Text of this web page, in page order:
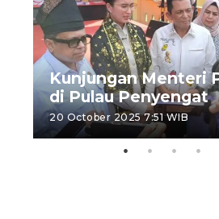
Kunjungan Menteri
di Pulau Penyengat
20 October 2025 7:51 WIB